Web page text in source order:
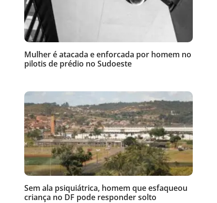
Mulher é atacada e enforcada por homem no
pilotis de prédio no Sudoeste
Sem ala psiquiátrica, homem que esfaqueou
criança no DF pode responder solto